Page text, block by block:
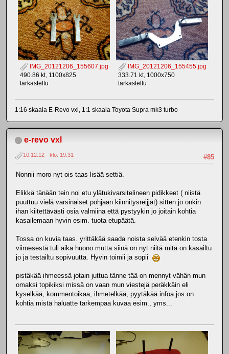
IMG_20121206_155607.jpg
490.86 kt, 1100x825
tarkasteltu
IMG_20121206_155455.jpg
333.71 kt, 1000x750
tarkasteltu
1:16 skaala E-Revo vxl, 1:1 skaala Toyota Supra mk3 turbo
e-revo vxl
#85
10.12.12 - klo: 19.31
Nonnii moro nyt ois taas lisää settiä.
Elikkä tänään tein noi etu ylätukivarsitelineen pidikkeet ( niistä
puuttuu vielä varsinaiset pohjaan kiinnitysreijjät) sitten jo onkin
ihan kiitettävästi osia valmiina että pystyykin jo joitain kohtia
kasailemaan hyvin esim. tuota etupäätä.
Tossa on kuvia taas. yrittäkää saada noista selvää etenkin tosta
viimesestä tuli aika huono mutta siinä on nyt niitä mitä on kasailtu
jo ja testailtu sopivuutta. Hyvin toimii ja sopii
pistäkää ihmeessä jotain juttua tänne tää on mennyt vähän mun
omaksi topikiksi missä on vaan mun viestejä peräkkäin eli
kyselkää, kommentoikaa, ihmetelkää, pyytäkää infoa jos on
kohtia mistä haluatte tarkempaa kuvaa esim., yms...